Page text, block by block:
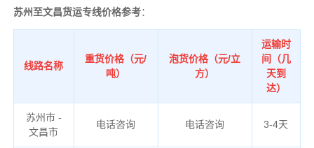
苏州至文昌货运专线价格参考：
线路名称
重货价格（元/
吨）
泡货价格（元/立
方）
运输时
间（几
天到
达）
苏州市 -
文昌市
电话咨询 电话咨询 3-4天